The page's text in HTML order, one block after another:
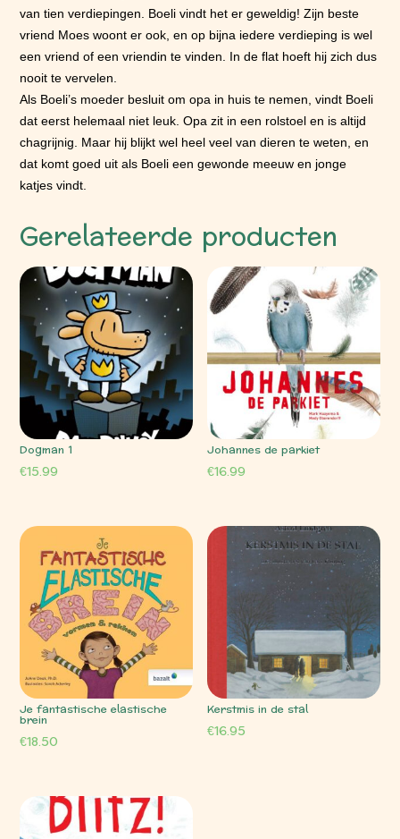
van tien verdiepingen. Boeli vindt het er geweldig! Zijn beste
vriend Moes woont er ook, en op bijna iedere verdieping is wel
een vriend of een vriendin te vinden. In de flat hoeft hij zich dus
nooit te vervelen.
Als Boeli’s moeder besluit om opa in huis te nemen, vindt Boeli
dat eerst helemaal niet leuk. Opa zit in een rolstoel en is altijd
chagrijnig. Maar hij blijkt wel heel veel van dieren te weten, en
dat komt goed uit als Boeli een gewonde meeuw en jonge
katjes vindt.
Gerelateerde producten
Dogman 1
€15.99
Johannes de parkiet
€16.99
Je fantastische elastische
brein
€18.50
Kerstmis in de stal
€16.95